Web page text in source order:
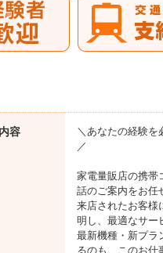
容
＼あなたの経験を
／
家電量販店の携帯
話のご案内をお任
来店されたお客様
明し、最適なサー
最新機種・新プラ